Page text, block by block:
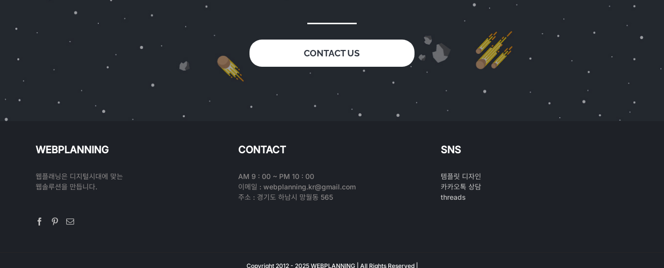
CONTACT US
WEBPLANNING
웹플래닝은 디지털시대에 맞는
웹솔루션을 만듭니다.
CONTACT
AM 9 : 00 ~ PM 10 : 00
이메일 : webplanning.kr@gmail.com
주소 : 경기도 하남시 망월동 565
SNS
템플릿 디자인
카카오톡 상담
threads
Copyright 2012 - 2025 WEBPLANNING | All Rights Reserved |